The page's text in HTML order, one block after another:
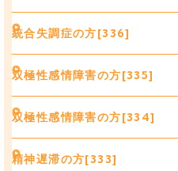
統合失調症の方[336]
双極性感情障害の方[335]
双極性感情障害の方[334]
精神遅滞の方[333]